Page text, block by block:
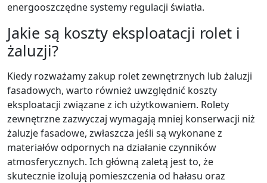
energooszczędne systemy regulacji światła.
Jakie są koszty eksploatacji rolet i
żaluzji?
Kiedy rozważamy zakup rolet zewnętrznych lub żaluzji
fasadowych, warto również uwzględnić koszty
eksploatacji związane z ich użytkowaniem. Rolety
zewnętrzne zazwyczaj wymagają mniej konserwacji niż
żaluzje fasadowe, zwłaszcza jeśli są wykonane z
materiałów odpornych na działanie czynników
atmosferycznych. Ich główną zaletą jest to, że
skutecznie izolują pomieszczenia od hałasu oraz